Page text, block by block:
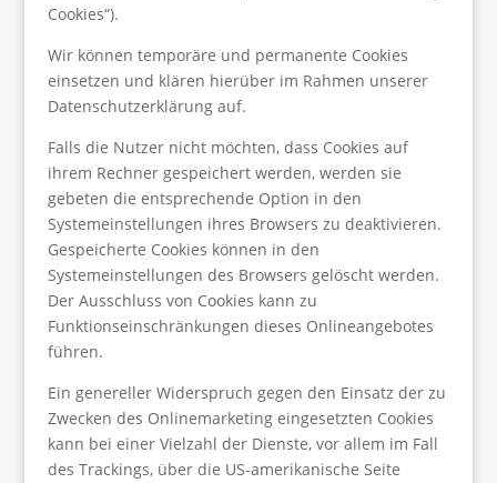
Cookies“).
Wir können temporäre und permanente Cookies
einsetzen und klären hierüber im Rahmen unserer
Datenschutzerklärung auf.
Falls die Nutzer nicht möchten, dass Cookies auf
ihrem Rechner gespeichert werden, werden sie
gebeten die entsprechende Option in den
Systemeinstellungen ihres Browsers zu deaktivieren.
Gespeicherte Cookies können in den
Systemeinstellungen des Browsers gelöscht werden.
Der Ausschluss von Cookies kann zu
Funktionseinschränkungen dieses Onlineangebotes
führen.
Ein genereller Widerspruch gegen den Einsatz der zu
Zwecken des Onlinemarketing eingesetzten Cookies
kann bei einer Vielzahl der Dienste, vor allem im Fall
des Trackings, über die US-amerikanische Seite